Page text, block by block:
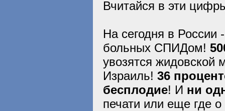
Вчитайся в эти
На сегодня в России
больных СПИДом!
увозятся жидовской
Израиль! 36
бесплодие! И ни
печати или еще где